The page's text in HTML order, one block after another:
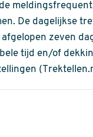
De dagelijkse
zeven
tijd en/of